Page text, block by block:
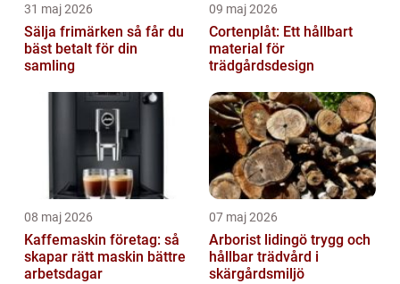
31 maj 2026
Sälja frimärken så får du
bäst betalt för din
samling
09 maj 2026
Cortenplåt: Ett hållbart
material för
trädgårdsdesign
08 maj 2026
Kaffemaskin företag: så
skapar rätt maskin bättre
arbetsdagar
07 maj 2026
Arborist lidingö trygg och
hållbar trädvård i
skärgårdsmiljö